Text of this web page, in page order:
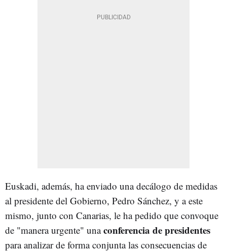
Euskadi, además, ha enviado una decálogo de medidas
al presidente del Gobierno, Pedro Sánchez, y a este
mismo, junto con Canarias, le ha pedido que convoque
de "manera urgente" unaconferencia de presidentes
para analizar de forma conjunta las consecuencias de